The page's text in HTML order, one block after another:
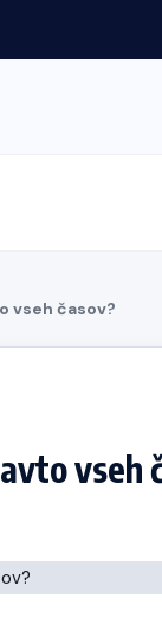
vseh časov?
vseh